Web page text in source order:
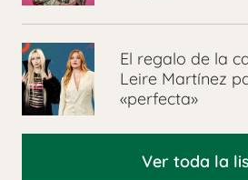
El regalo de la
Leire Martínez
«perfecta»
Ver toda la